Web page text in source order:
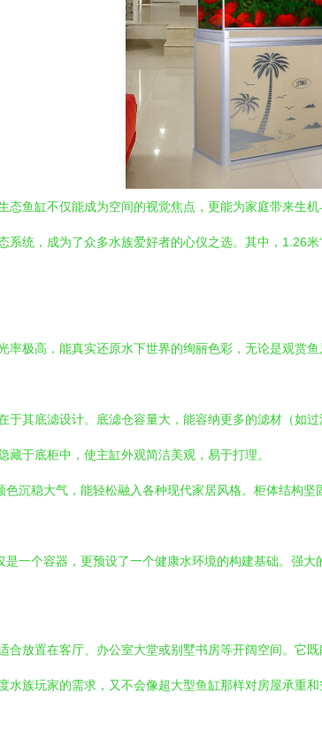
态鱼缸不仅能成为空间的视觉焦点，更能为家庭带来生
统，成为了众多水族爱好者的心仪之选。其中，1.26
率极高，能真实还原水下世界的绚丽色彩，无论是观
于其底滤设计。底滤仓容量大，能容纳更多的滤材（如
于底柜中，使主缸外观简洁美观，易于打理。
色沉稳大气，能轻松融入各种现代家居风格。柜体结构
是一个容器，更预设了一个健康水环境的构建基础。强
合放置在客厅、办公室大堂或别墅书房等开阔空间。它
族玩家的需求，又不会像超大型鱼缸那样对房屋承重